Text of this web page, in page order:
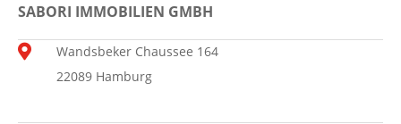
SABORI IMMOBILIEN GMBH
Wandsbeker Chaussee 164
22089 Hamburg